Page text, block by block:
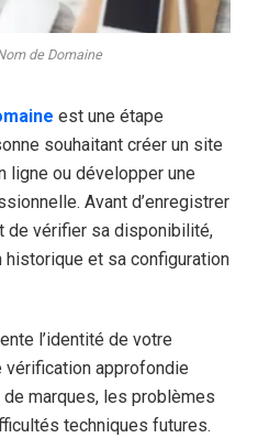
de Domaine
est une étape
souhaitant créer un site
ligne ou développer une
Avant d’enregistrer
de vérifier sa disponibilité,
et sa configuration
l’identité de votre
vérification approfondie
marques, les problèmes
techniques futures.